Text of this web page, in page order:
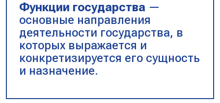
Функции государства—
основные направления
деятельности государства, в
которых выражается и
конкретизируется его сущность
и назначение.